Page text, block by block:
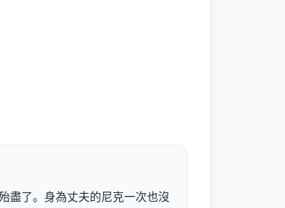
盡了。身為丈夫的尼克一次也沒